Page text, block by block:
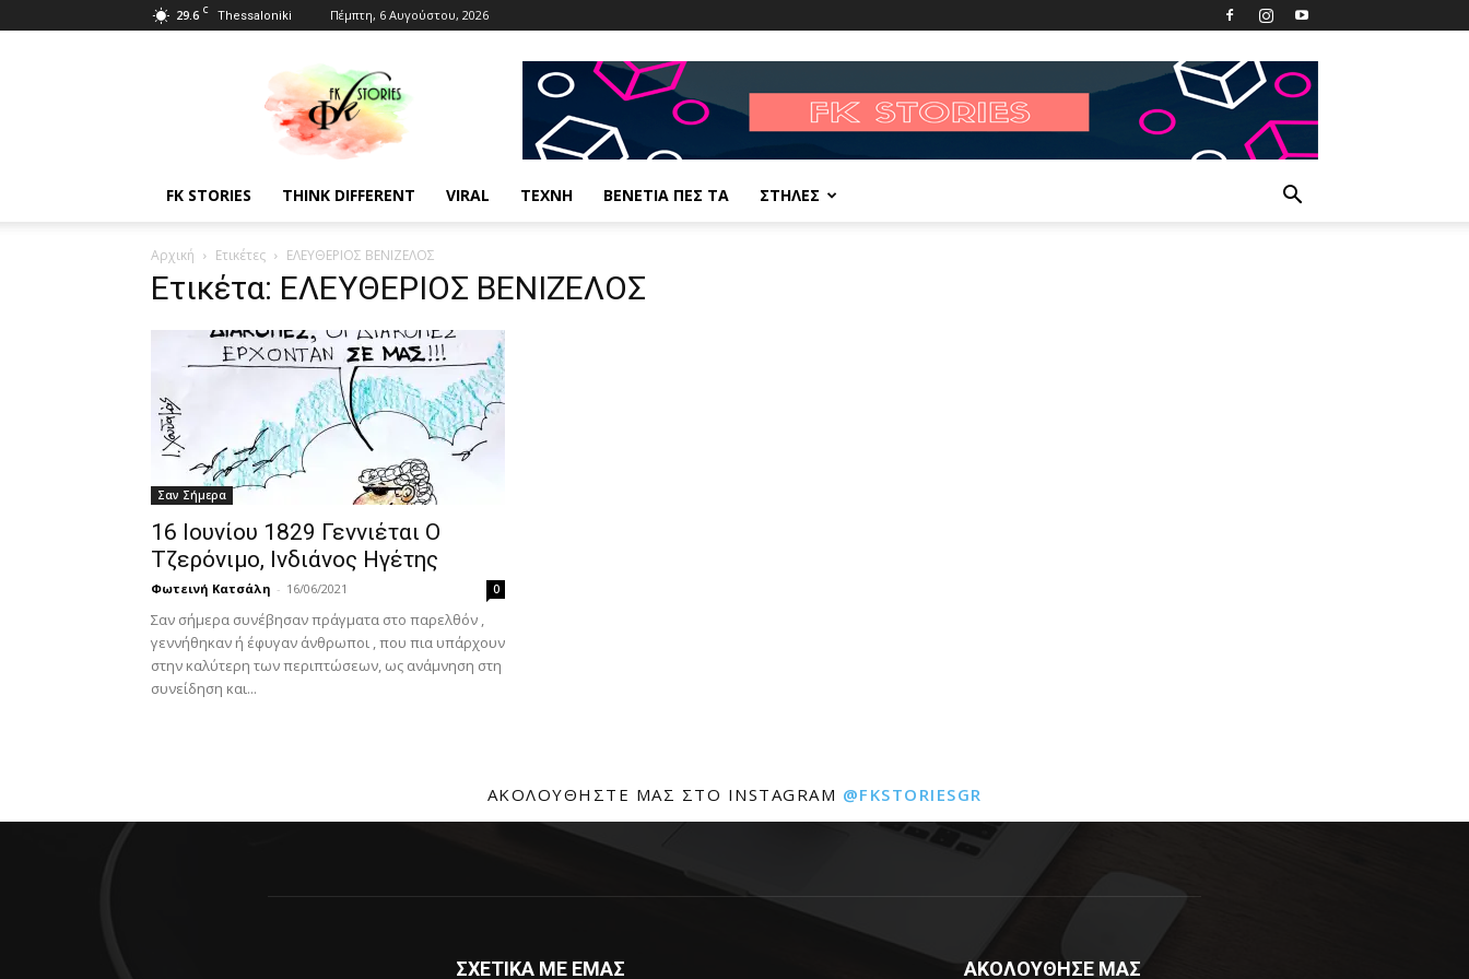
29.6 C Thessaloniki Πέμπτη, 6 Αυγούστου, 2026
Fkstories
FK STORIES THINK DIFFERENT VIRAL ΤΕΧΝΗ ΒΕΝΕΤΙΑ ΠΕΣ ΤΑ ΣΤΗΛΕΣ
Αρχική Ετικέτες ΕΛΕΥΘΕΡΙΟΣ ΒΕΝΙΖΕΛΟΣ
Ετικέτα: ΕΛΕΥΘΕΡΙΟΣ ΒΕΝΙΖΕΛΟΣ
Σαν Σήμερα
16 Ιουνίου 1829 Γεννιέται Ο
Τζερόνιμο, Ινδιάνος Ηγέτης
Φωτεινή Κατσάλη - 16/06/2021 0
Σαν σήμερα συνέβησαν πράγματα στο παρελθόν ,
γεννήθηκαν ή έφυγαν άνθρωποι , που πια υπάρχουν
στην καλύτερη των περιπτώσεων, ως ανάμνηση στη
συνείδηση και...
ΑΚΟΛΟΥΘΉΣΤΕ ΜΑΣ ΣΤΟ INSTAGRAM @FKSTORIESGR
ΣΧΕΤΙΚΑ ΜΕ ΕΜΑΣ ΑΚΟΛΟΥΘΗΣΕ ΜΑΣ